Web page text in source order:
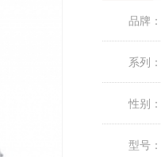
品牌：
系列：
性别：
型号：